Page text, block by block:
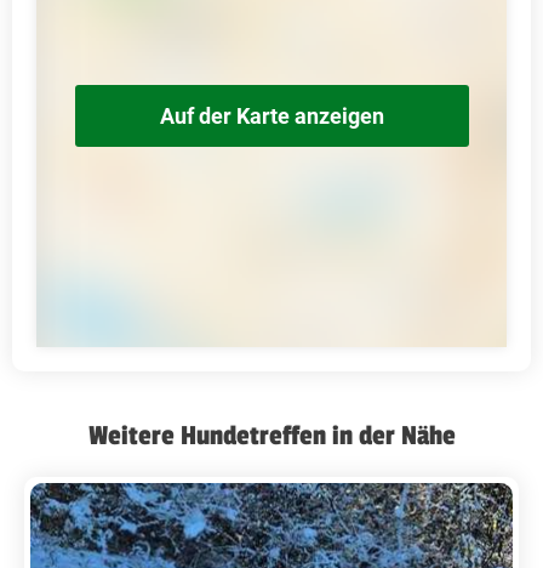
Auf der Karte anzeigen
Weitere Hundetreffen in der Nähe